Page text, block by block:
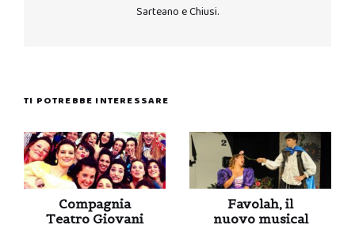
Sarteano e Chiusi.
TI POTREBBE INTERESSARE
Compagnia
Teatro Giovani
Favolah, il
nuovo musical